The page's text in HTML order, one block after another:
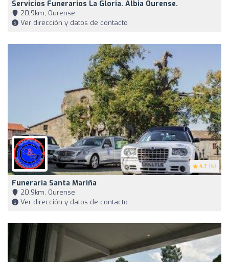
Servicios Funerarios La Gloria. Albia Ourense.
20,9km, Ourense
Ver dirección y datos de contacto
4.7 (6)
Funeraria Santa Mariña
20,9km, Ourense
Ver dirección y datos de contacto